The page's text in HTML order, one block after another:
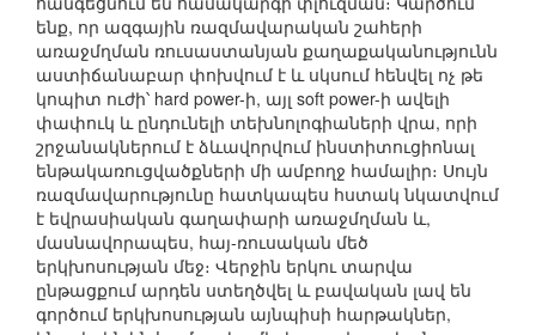
ենք, որ ազգային ռազմավարական շահերի
առաջմղման ռուսաստանյան քաղաքականությունն
աստիճանաբար փոխվում է և սկսում հենվել ոչ թե
կոպիտ ուժի՝ hard power-ի, այլ soft power-ի ավելի
փափուկ և ընդունելի տեխնոլոգիաների վրա, որի
շրջանակներում է ձևավորվում ինստիտուցիոնալ
ենթակառուցվածքների մի ամբողջ համալիր։ Սույն
ռազմավարությունը հատկապես հստակ նկատվում
է եվրասիական գաղափարի առաջմղման և,
մասնավորապես, հայ-ռուսական մեծ
երկխոսության մեջ։ Վերջին երկու տարվա
ընթացքում արդեն ստեղծվել և բավական լավ են
գործում երկխոսության այնպիսի հարթակներ,